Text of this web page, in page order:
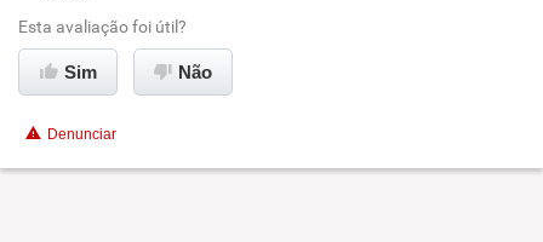
Esta avaliação foi útil?
Sim Não
Denunciar